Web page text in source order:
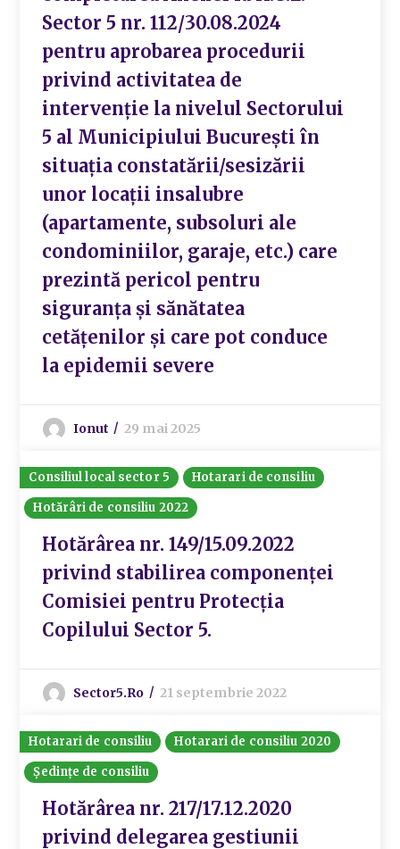
Sector 5 nr. 112/30.08.2024
pentru aprobarea procedurii
privind activitatea de
intervenție la nivelul Sectorului
5 al Municipiului București în
situația constatării/sesizării
unor locații insalubre
(apartamente, subsoluri ale
condominiilor, garaje, etc.) care
prezintă pericol pentru
siguranța și sănătatea
cetățenilor și care pot conduce
la epidemii severe
Ionut 29 mai 2025
Consiliul local sector 5
Hotarari de consiliu
Hotărâri de consiliu 2022
Hotărârea nr. 149/15.09.2022
privind stabilirea componenței
Comisiei pentru Protecţia
Copilului Sector 5.
Sector5.ro 21 septembrie 2022
Hotarari de consiliu
Hotarari de consiliu 2020
Ședințe de consiliu
Hotărârea nr. 217/17.12.2020
privind delegarea gestiunii